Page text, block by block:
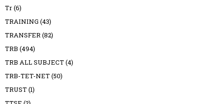
Tr(6)
TRAINING (43)
TRANSFER(82)
TRB (494)
TRB ALL SUBJECT(4)
TRB-TET-NET(50)
TRUST(1)